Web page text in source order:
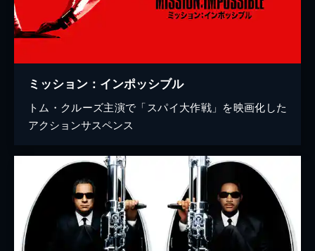
ミッション：インポッシブル
トム・クルーズ主演で「スパイ大作戦」を映画化した
アクションサスペンス